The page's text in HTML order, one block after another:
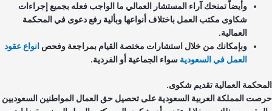
وأيضاً تمنحك آراء المستشار العمالي ما الواجب فعله بجميع إجراءات
شكاوى مكتب العمل باختلاف أنواعها وبألية رفع دعوى في المحكمة
العمالية.
وبإمكانك من خلال استشارات مختصة القيام بمراجعة وفحصانواع عقود
العمل في السعوديةسواء الجماعية أو الفردية.
العمالية تقديم شكوى.
المملكة العربية السعودية على تحصيل حق العمال المواطنين السعوديين